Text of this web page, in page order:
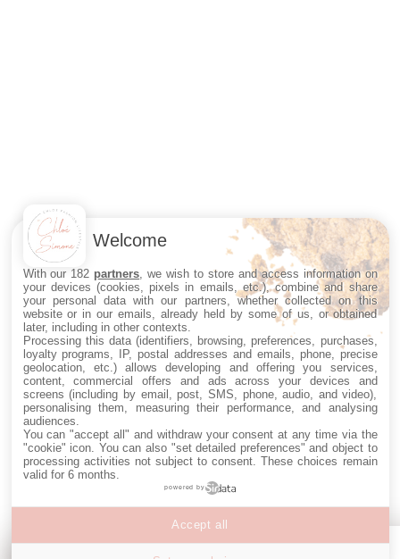
Welcome
With our 182 partners , we wish to store and access information on
your devices (cookies, pixels in emails, etc.), combine and share
your personal data with our partners, whether collected on this
website or in our emails, already held by some of us, or obtained
later, including in other contexts.
Processing this data (identifiers, browsing, preferences, purchases,
loyalty programs, IP, postal addresses and emails, phone, precise
geolocation, etc.) allows developing and offering you services,
content, commercial offers and ads across your devices and
screens (including by email, post, SMS, phone, audio, and video),
personalising them, measuring their performance, and analysing
audiences.
You can "accept all" and withdraw your consent at any time via the
"cookie" icon . You can also "set detailed preferences" and object to
processing activities not subject to consent. These choices remain
valid for 6 months.
powered by
Accept all